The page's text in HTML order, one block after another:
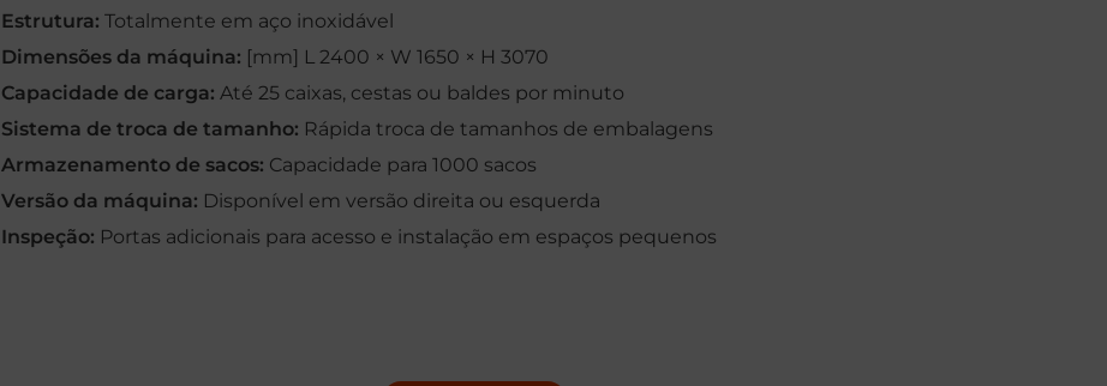
Estrutura: Totalmente em aço inoxidável
Dimensões da máquina: [mm] L 2400 × W 1650 × H 3070
Capacidade de carga: Até 25 caixas, cestas ou baldes por minuto
Sistema de troca de tamanho: Rápida troca de tamanhos de embalagens
Armazenamento de sacos: Capacidade para 1000 sacos
Versão da máquina: Disponível em versão direita ou esquerda
Inspeção: Portas adicionais para acesso e instalação em espaços pequenos